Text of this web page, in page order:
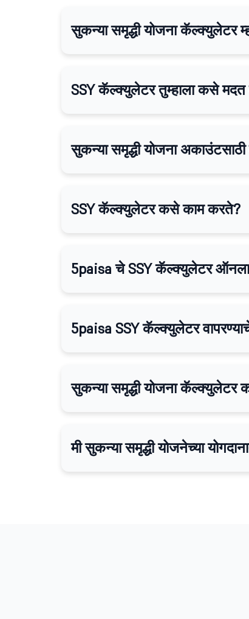
सुकन्या समृद्धी योजना कॅल्क्युलेटर
SSY कॅल्क्युलेटर तुम्हाला कसे
सुकन्या समृद्धी योजना
SSY कॅल्क्युलेटर कसे काम करते?
5paisa चे SSY कॅल्क्युलेटर
5paisa SSY कॅल्क्युलेटर
सुकन्या समृद्धी योजना कॅल्क्युलेटर
मी सुकन्या समृद्धी योजनेच्या